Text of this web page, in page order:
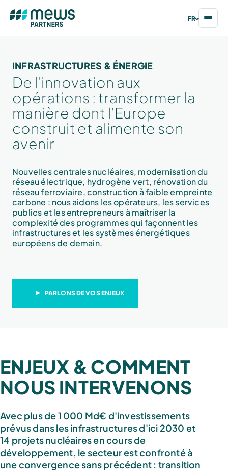
FR
INFRASTRUCTURES & ÉNERGIE
De l'innovation aux
opérations : transformer la
manière dont l'Europe
construit et alimente son
avenir
Nouvelles centrales nucléaires, modernisation du
réseau électrique, hydrogène vert, rénovation du
réseau ferroviaire, construction à faible empreinte
carbone : nous aidons les opérateurs, les services
publics et les entrepreneurs à maîtriser la
complexité des programmes qui façonnent les
infrastructures et les systèmes énergétiques
européens de demain.
PARLONS DE VOS ENJEUX
ENJEUX & COMMENT
NOUS INTERVENONS
Avec plus de 1 000 Md€ d'investissements
prévus dans les infrastructures d'ici 2030 et
14 projets nucléaires en cours de
développement, le secteur est confronté à
une convergence sans précédent : transition